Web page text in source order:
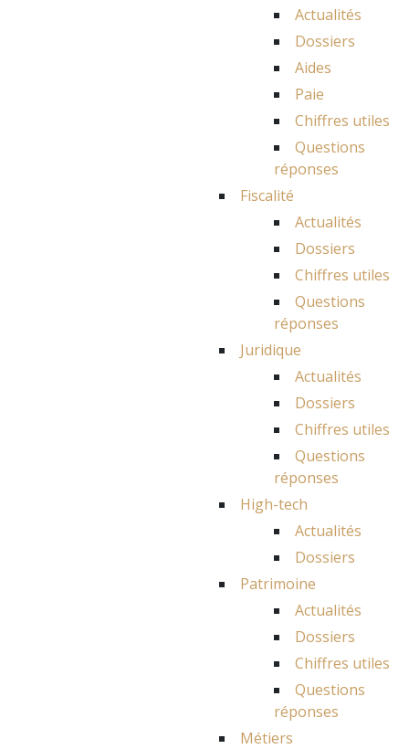
Actualités
Dossiers
Aides
Paie
Chiffres utiles
Questions
réponses
Fiscalité
Actualités
Dossiers
Chiffres utiles
Questions
réponses
Juridique
Actualités
Dossiers
Chiffres utiles
Questions
réponses
High-tech
Actualités
Dossiers
Patrimoine
Actualités
Dossiers
Chiffres utiles
Questions
réponses
Métiers